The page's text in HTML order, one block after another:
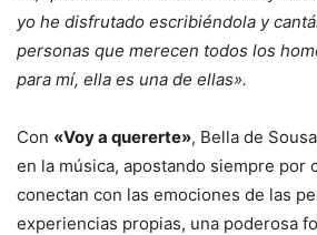
yo he disfrutado escribiéndola y
personas que merecen todos los
para mí, ella es una de ellas».
Con «Voy a quererte», Bella de
en la música, apostando siempre por
conectan con las emociones de las
experiencias propias, una poderosa